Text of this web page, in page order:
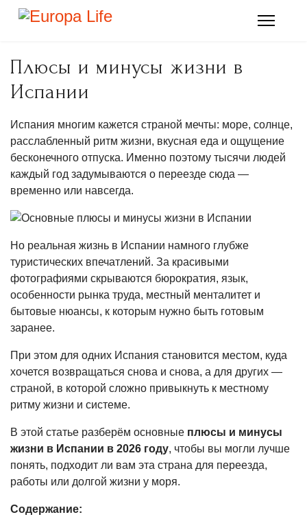
Плюсы и минусы жизни в
Испании
Испания многим кажется страной мечты: море, солнце,
расслабленный ритм жизни, вкусная еда и ощущение
бесконечного отпуска. Именно поэтому тысячи людей
каждый год задумываются о переезде сюда —
временно или навсегда.
Но реальная жизнь в Испании намного глубже
туристических впечатлений. За красивыми
фотографиями скрываются бюрократия, язык,
особенности рынка труда, местный менталитет и
бытовые нюансы, к которым нужно быть готовым
заранее.
При этом для одних Испания становится местом, куда
хочется возвращаться снова и снова, а для других —
страной, в которой сложно привыкнуть к местному
ритму жизни и системе.
В этой статье разберём основные плюсы и минусы
жизни в Испании в 2026 году, чтобы вы могли лучше
понять, подходит ли вам эта страна для переезда,
работы или долгой жизни у моря.
Содержание: